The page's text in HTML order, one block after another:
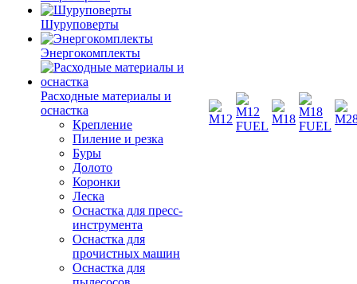
Шуруповерты
Энергокомплекты
Расходные материалы и
оснастка
Крепление
Пиление и резка
Буры
Долото
Коронки
Леска
Оснастка для пресс-
инструмента
Оснастка для
прочистных машин
Оснастка для